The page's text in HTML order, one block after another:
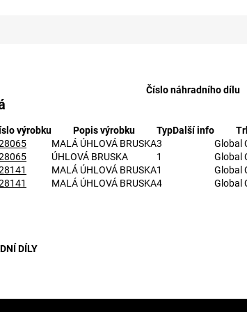
Číslo náhradního dílu
výrobku Popis výrobku TypDalší info
MALÁ ÚHLOVÁ BRUSKA3 Global
ÚHLOVÁ BRUSKA 1 Global
MALÁ ÚHLOVÁ BRUSKA1 Global
MALÁ ÚHLOVÁ BRUSKA4 Global
DÍLY